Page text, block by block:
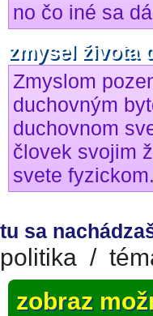
no čo iné sa
zmysel života
Zmyslom
duchovným
duchovnom
človek svojim
svete
tu sa
politika /
zobraz